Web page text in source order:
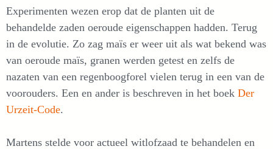
Experimenten wezen erop dat de planten uit de
behandelde zaden oeroude eigenschappen hadden. Terug
in de evolutie. Zo zag maïs er weer uit als wat bekend was
van oeroude maïs, granen werden getest en zelfs de
nazaten van een regenboogforel vielen terug in een van de
voorouders. Een en ander is beschreven in het boek Der
Urzeit-Code.
Martens stelde voor actueel witlofzaad te behandelen en